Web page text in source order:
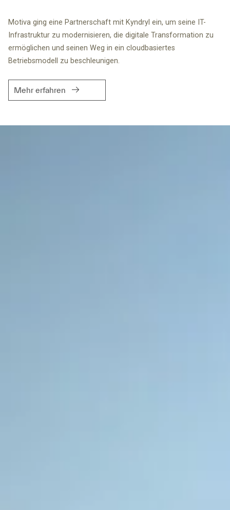
Motiva ging eine Partnerschaft mit Kyndryl ein, um seine IT-
Infrastruktur zu modernisieren, die digitale Transformation zu
ermöglichen und seinen Weg in ein cloudbasiertes
Betriebsmodell zu beschleunigen.
Mehr erfahren